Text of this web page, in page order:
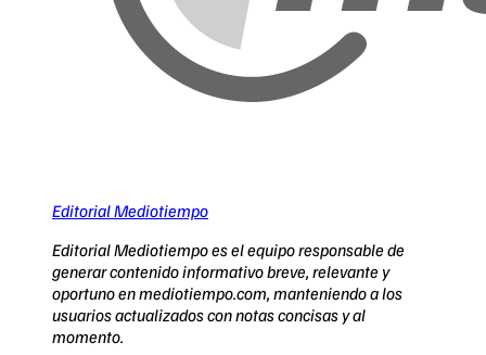
Editorial Mediotiempo
Editorial Mediotiempo es el equipo responsable de
generar contenido informativo breve, relevante y
oportuno en mediotiempo.com, manteniendo a los
usuarios actualizados con notas concisas y al
momento.